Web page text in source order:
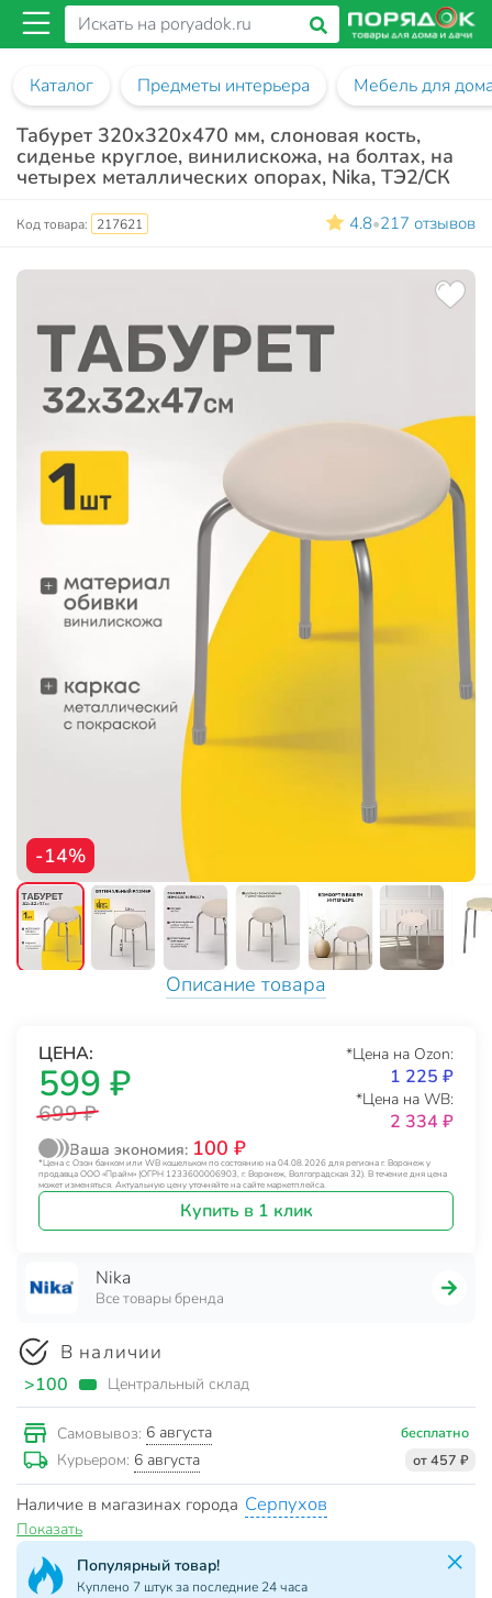
Каталог Предметы интерьера Мебель для
Табурет 320х320х470 мм, слоновая кость,
сиденье круглое, винилискожа, на болтах, на
четырех металлических опорах, Nika, ТЭ2/СК
Код товара: 217621 4.8•217 отзывов
-14%
Описание товара
ЦЕНА:
599 ₽
699 ₽
*Цена на Ozon:
1 225 ₽
*Цена на WB:
2 334 ₽
Ваша экономия: 100 ₽
*Цена с Озон банком или WB кошельком по состоянию на 04.08.2026 для региона г. Воронеж у
продавца ООО «Прайм» (ОГРН 1233600006903, г. Воронеж, Волгоградская 32). В течение дня цена
может изменяться. Актуальную цену уточняйте на сайте маркетплейса.
Купить в 1 клик
Nika
Все товары бренда
В наличии
>100 Центральный склад
Самовывоз: 6 августа бесплатно
Курьером: 6 августа от 457 ₽
Наличие в магазинах города Серпухов
Показать
Популярная категория!
За сутки куплено 257 товаров